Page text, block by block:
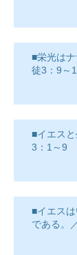
■栄光は
徒3：9～
■イエス
3：1～9
■イエス
である。